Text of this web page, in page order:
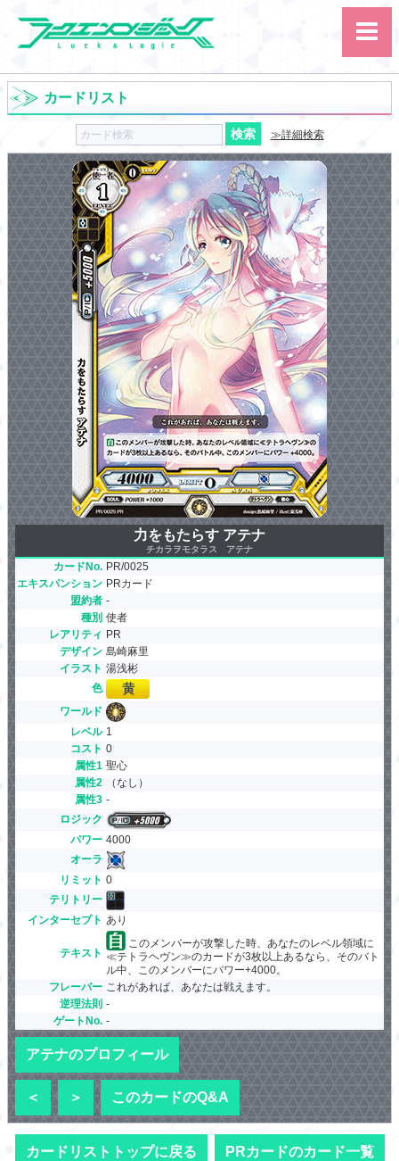
サイト内検索
カード ルール
大会
講習会
その他
カードリスト
≫詳細検索
力をもたらす アテナ
チカラヲモタラス アテナ
カードNo. PR/0025
エキスパンション PRカード
盟約者 -
種別 使者
レアリティ PR
デザイン 島崎麻里
イラスト 湯浅彬
色
ワールド
レベル 1
コスト 0
属性1 聖心
属性2
（なし）
属性3 -
ロジック
パワー 4000
オーラ
リミット 0
テリトリー
インターセプト あり
テキスト
このメンバーが攻撃した時、あなたのレベル領域に
≪テトラヘヴン≫のカードが3枚以上あるなら、そのバト
ル中、このメンバーにパワー+4000。
フレーバー これがあれば、あなたは戦えます。
逆理法則 -
ゲートNo. -
アテナのプロフィール
＜ ＞ このカードのQ&A
カードリストトップに戻る PRカードのカード一覧